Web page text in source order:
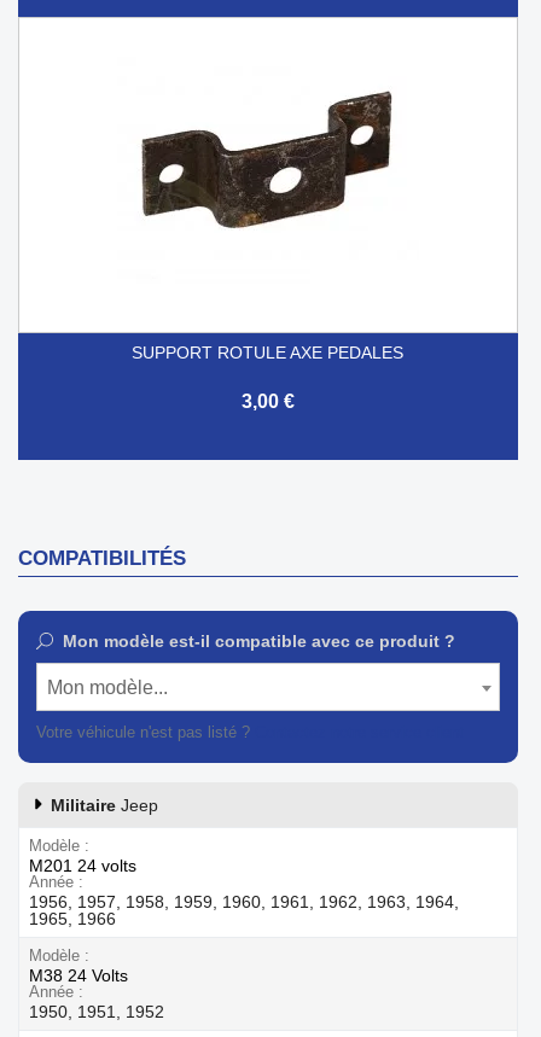
SUPPORT ROTULE AXE PEDALES
3,00 €
COMPATIBILITÉS
Mon modèle est-il compatible avec ce produit ?
Mon modèle...
Votre véhicule n'est pas listé ?
Militaire Jeep
Modèle
M201 24 volts
Année
1956, 1957, 1958, 1959, 1960, 1961, 1962, 1963, 1964,
1965, 1966
Modèle
M38 24 Volts
Année
1950, 1951, 1952